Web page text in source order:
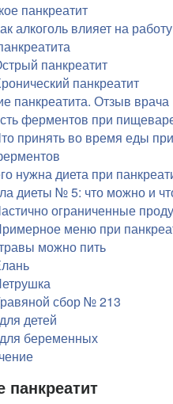
панкреатит
алкоголь влияет на
панкреатит
панкреатит
панкреатита. Отзыв врача
ферментов при
принять во время еды
нужна диета при
диеты № 5: что можно и
ограниченные
меню при
можно пить
сбор № 213
детей
беременных
панкреатит